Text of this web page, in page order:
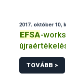
2017. október 10,
EFSA-
TOVÁBB >